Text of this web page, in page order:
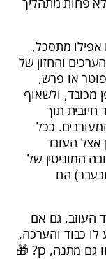
אפילו מתסכל,
והחזון של
או פרש,
מכובד, ולשאוף
תוך
ככל
אצל העובד
המוניטין של
הם
העוזב, גם אם
כבוד והערכה,
גם מתנה, כן? 🎁